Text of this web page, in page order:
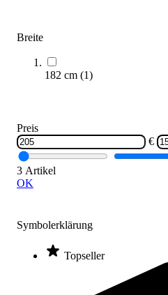
Breite
182 cm (1)
Preis
€
3 Artikel
OK
Symbolerklärung
Topseller
Dollamur® Matte Flexi-Roll®
ab
1.574,00 €
Längere Lieferzeit